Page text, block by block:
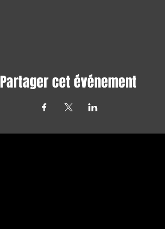
Partager cet événement